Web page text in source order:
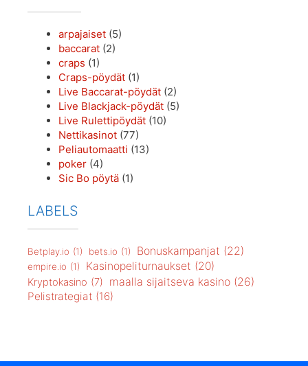
arpajaiset (5)
baccarat (2)
craps (1)
Craps-pöydät (1)
Live Baccarat-pöydät (2)
Live Blackjack-pöydät (5)
Live Rulettipöydät (10)
Nettikasinot (77)
Peliautomaatti (13)
poker (4)
Sic Bo pöytä (1)
LABELS
Betplay.io (1) bets.io (1) Bonuskampanjat (22)
empire.io (1) Kasinopeliturnaukset (20)
Kryptokasino (7) maalla sijaitseva kasino (26)
Pelistrategiat (16)